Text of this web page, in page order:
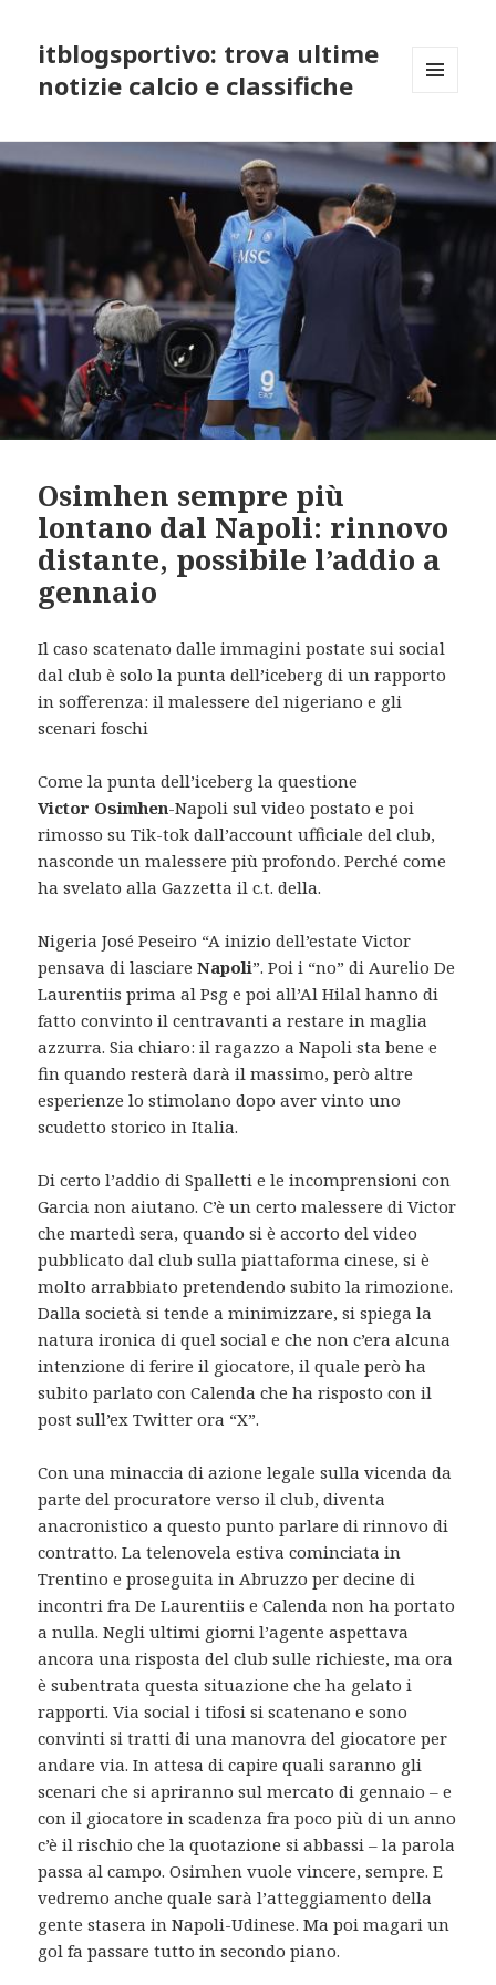
itblogsportivo: trova ultime
notizie calcio e classifiche
WIDGETS
Osimhen sempre più
lontano dal Napoli: rinnovo
distante, possibile l’addio a
gennaio
Il caso scatenato dalle immagini postate sui social
dal club è solo la punta dell’iceberg di un rapporto
in sofferenza: il malessere del nigeriano e gli
scenari foschi
Come la punta dell’iceberg la questione
Victor Osimhen-Napoli sul video postato e poi
rimosso su Tik-tok dall’account ufficiale del club,
nasconde un malessere più profondo. Perché come
ha svelato alla Gazzetta il c.t. della.
Nigeria José Peseiro “A inizio dell’estate Victor
pensava di lasciare Napoli”. Poi i “no” di Aurelio De
Laurentiis prima al Psg e poi all’Al Hilal hanno di
fatto convinto il centravanti a restare in maglia
azzurra. Sia chiaro: il ragazzo a Napoli sta bene e
fin quando resterà darà il massimo, però altre
esperienze lo stimolano dopo aver vinto uno
scudetto storico in Italia.
Di certo l’addio di Spalletti e le incomprensioni con
Garcia non aiutano. C’è un certo malessere di Victor
che martedì sera, quando si è accorto del video
pubblicato dal club sulla piattaforma cinese, si è
molto arrabbiato pretendendo subito la rimozione.
Dalla società si tende a minimizzare, si spiega la
natura ironica di quel social e che non c’era alcuna
intenzione di ferire il giocatore, il quale però ha
subito parlato con Calenda che ha risposto con il
post sull’ex Twitter ora “X”.
Con una minaccia di azione legale sulla vicenda da
parte del procuratore verso il club, diventa
anacronistico a questo punto parlare di rinnovo di
contratto. La telenovela estiva cominciata in
Trentino e proseguita in Abruzzo per decine di
incontri fra De Laurentiis e Calenda non ha portato
a nulla. Negli ultimi giorni l’agente aspettava
ancora una risposta del club sulle richieste, ma ora
è subentrata questa situazione che ha gelato i
rapporti. Via social i tifosi si scatenano e sono
convinti si tratti di una manovra del giocatore per
andare via. In attesa di capire quali saranno gli
scenari che si apriranno sul mercato di gennaio – e
con il giocatore in scadenza fra poco più di un anno
c’è il rischio che la quotazione si abbassi – la parola
passa al campo. Osimhen vuole vincere, sempre. E
vedremo anche quale sarà l’atteggiamento della
gente stasera in Napoli-Udinese. Ma poi magari un
gol fa passare tutto in secondo piano.